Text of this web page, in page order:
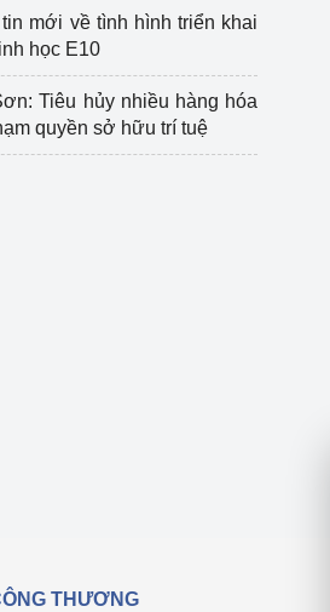
mới về tình hình triển khai
học E10
Tiêu hủy nhiều hàng hóa
quyền sở hữu trí tuệ
THƯƠNG